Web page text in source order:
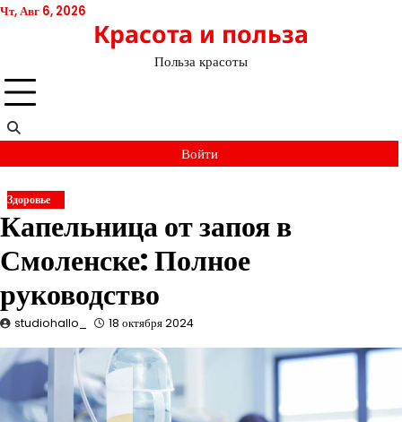
Перейти
Чт, Авг 6, 2026
Красота и польза
Польза красоты
Войти
Здоровье
Капельница от запоя в
Смоленске: Полное
руководство
studiohallo_ 18 октября 2024